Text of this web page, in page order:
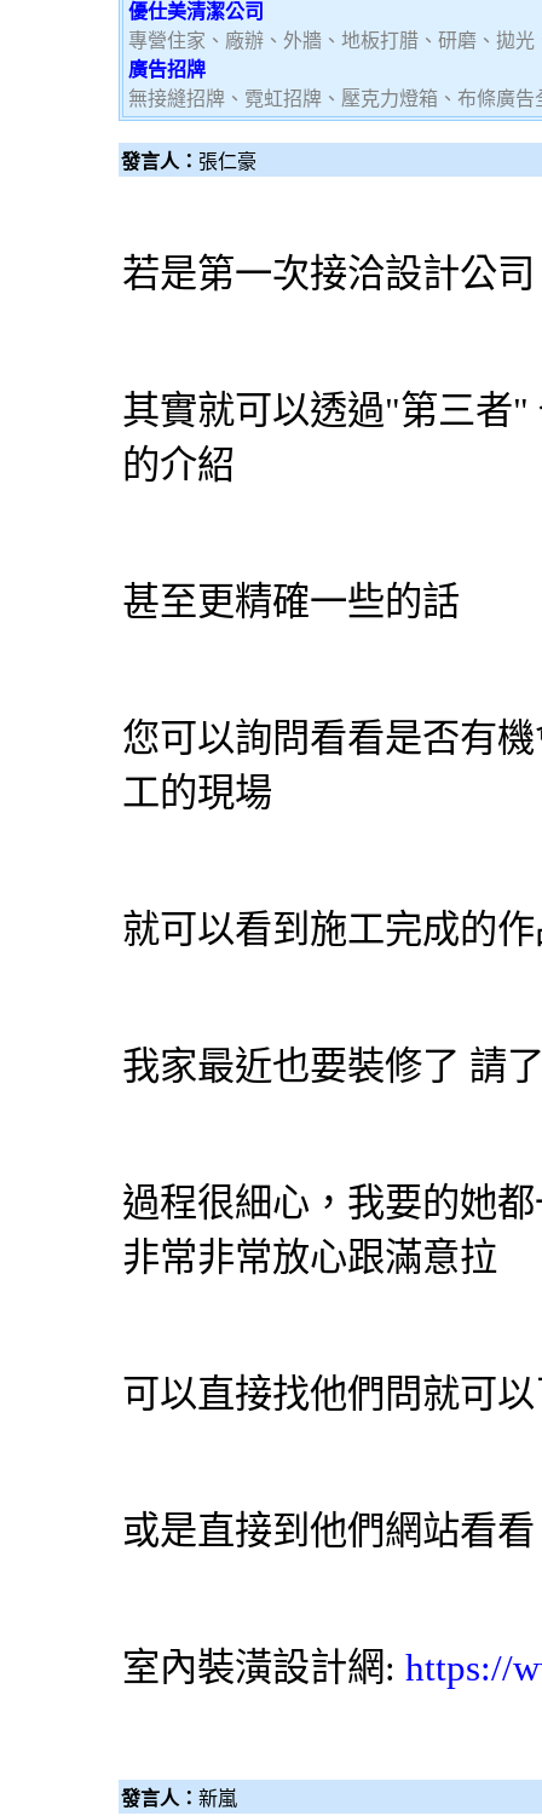
優仕美清潔公司
專營住家、廠辦、外牆、地板打腊、研磨、拋
廣告招牌
無接縫招牌、霓虹招牌、壓克力燈箱、布條廣
發言人： 張仁豪
若是第一次接洽設計公司
其實就可以透過"第三者
的介紹
甚至更精確一些的話
您可以詢問看看是否有
工的現場
就可以看到施工完成的
我家最近也要裝修了 請
過程很細心，我要的她
非常非常放心跟滿意拉
可以直接找他們問就可
或是直接到他們網站看看
室內裝潢設計網: https://
發言人： 新嵐